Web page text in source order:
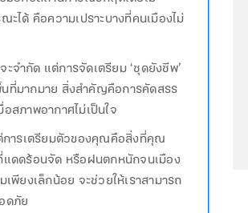
ได้ คือความเปราะบางที่คนเมืองไม่
จำกัด แต่การจัดเตรียม ‘ชุดยังชีพ’
ที่มากมาย สิ่งสำคัญคือการคัดสรร
สภาพอากาศไม่เป็นใจ
การเตรียมตัวของคุณคือสิ่งที่คุณ
แดดร้อนจัด หรือฝนตกหนักจนเมือง
พียงเล็กน้อย จะช่วยให้เราสามารถ
ดภัย